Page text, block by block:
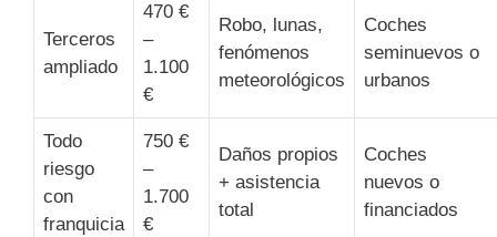
Terceros
ampliado
470 €
–
1.100
€
Robo, lunas,
fenómenos
meteorológicos
Coches
seminuevos o
urbanos
Todo
riesgo
con
franquicia
750 €
–
1.700
€
Daños propios
+ asistencia
total
Coches
nuevos o
financiados